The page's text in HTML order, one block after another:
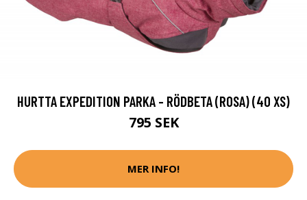
HURTTA EXPEDITION PARKA - RÖDBETA (ROSA) (40 XS)
795 SEK
MER INFO!